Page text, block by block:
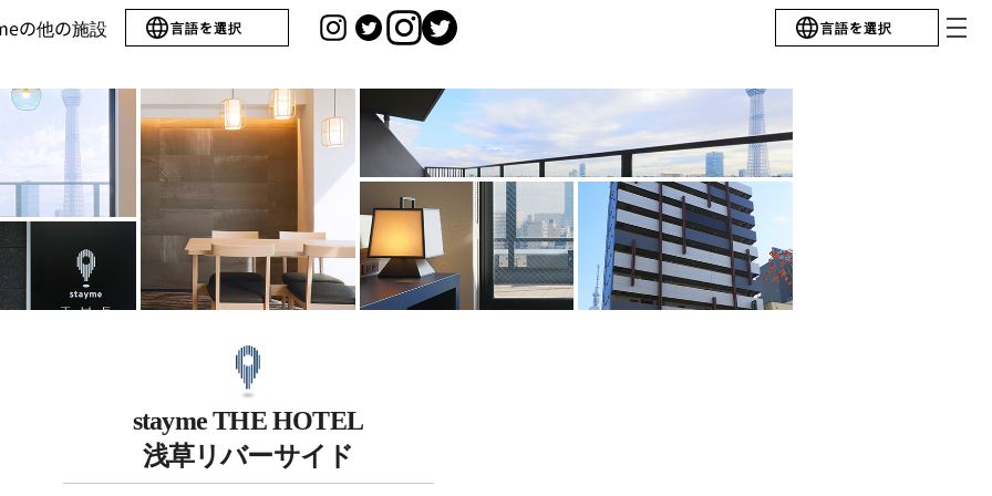
の他の施設 言語を選択 言語を選択
stayme THE HOTEL
浅草リバーサイド